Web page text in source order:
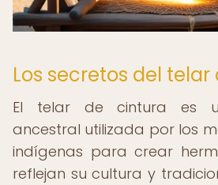
Los secretos del
El telar de cintura es
ancestral utilizada por los
indígenas para crear
reflejan su cultura y